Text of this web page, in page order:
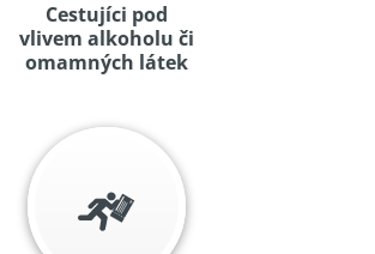
Cestujíci pod
vlivem alkoholu či
omamných látek